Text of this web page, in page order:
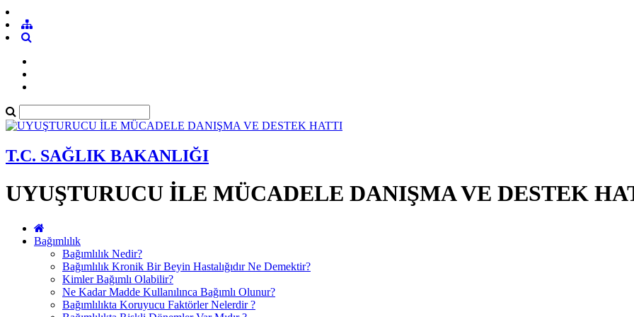
T.C. SAĞLIK BAKANLIĞI
UYUŞTURUCU İLE MÜCADELE DANIŞMA VE DESTEK
Bağımlılık
Bağımlılık Nedir?
Bağımlılık Kronik Bir Beyin Hastalığıdır Ne Demektir?
Kimler Bağımlı Olabilir?
Ne Kadar Madde Kullanılınca Bağımlı Olunur?
Bağımlılıkta Koruyucu Faktörler Nelerdir ?